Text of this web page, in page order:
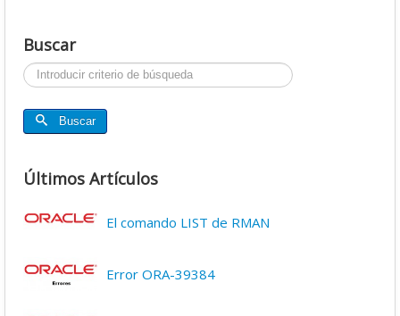
Buscar
Buscar...
Buscar
Últimos Artículos
El comando LIST de RMAN
Error ORA-39384